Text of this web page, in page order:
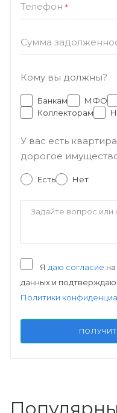
Телефон *
Сумма
Кому вы должны?
Банкам МФО
Коллекторам
У вас есть
дорогое
Есть Нет
Я даю согласие
данных и
Политики